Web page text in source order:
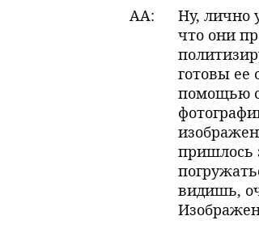
AA:
Ну, лично
что они
готовы ее
помощью
пришлось
видишь,